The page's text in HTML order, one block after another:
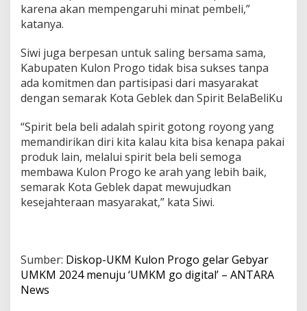
karena akan mempengaruhi minat pembeli,”
katanya.
Siwi juga berpesan untuk saling bersama sama,
Kabupaten Kulon Progo tidak bisa sukses tanpa
ada komitmen dan partisipasi dari masyarakat
dengan semarak Kota Geblek dan Spirit BelaBeliKu
“Spirit bela beli adalah spirit gotong royong yang
memandirikan diri kita kalau kita bisa kenapa pakai
produk lain, melalui spirit bela beli semoga
membawa Kulon Progo ke arah yang lebih baik,
semarak Kota Geblek dapat mewujudkan
kesejahteraan masyarakat,” kata Siwi.
Sumber: Diskop-UKM Kulon Progo gelar Gebyar
UMKM 2024 menuju ‘UMKM go digital’ – ANTARA
News